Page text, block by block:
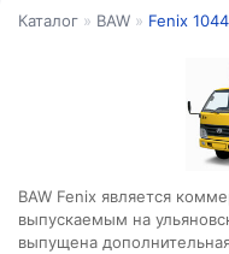
Каталог » BAW » Fenix 1044
BAW Fenix является
выпускаемым на
выпущена